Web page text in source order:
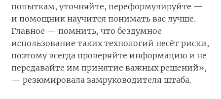
попыткам, уточняйте, переформулируйте —
и помощник научится понимать вас лучше.
Главное — помнить, что бездумное
использование таких технологий несёт риски,
поэтому всегда проверяйте информацию и не
передавайте им принятие важных решений»,
— резюмировала замруководителя штаба.